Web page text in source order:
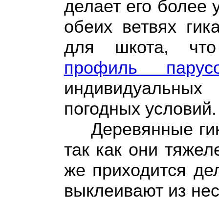
делает его более
обеих ветвях
для шкота, что
профиль
погодных условий.
Деревянные
так как они
же приходится
выклеивают из